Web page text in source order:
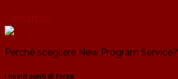
Perché scegliere New Program Service?
I nostri punti di forza: